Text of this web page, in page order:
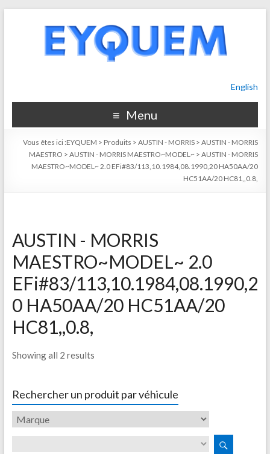
English
Menu
Vous êtes ici :EYQUEM > Produits >AUSTIN - MORRIS >AUSTIN - MORRIS
MAESTRO >AUSTIN - MORRIS MAESTRO~MODEL~ >AUSTIN - MORRIS
MAESTRO~MODEL~ 2.0 EFi#83/113,10.1984,08.1990,20 HA50AA/20
HC51AA/20 HC81,,0.8,
AUSTIN - MORRIS
MAESTRO~MODEL~ 2.0
EFi#83/113,10.1984,08.1990,2
0 HA50AA/20 HC51AA/20
HC81,,0.8,
Showing all 2 results
Rechercher un produit par véhicule